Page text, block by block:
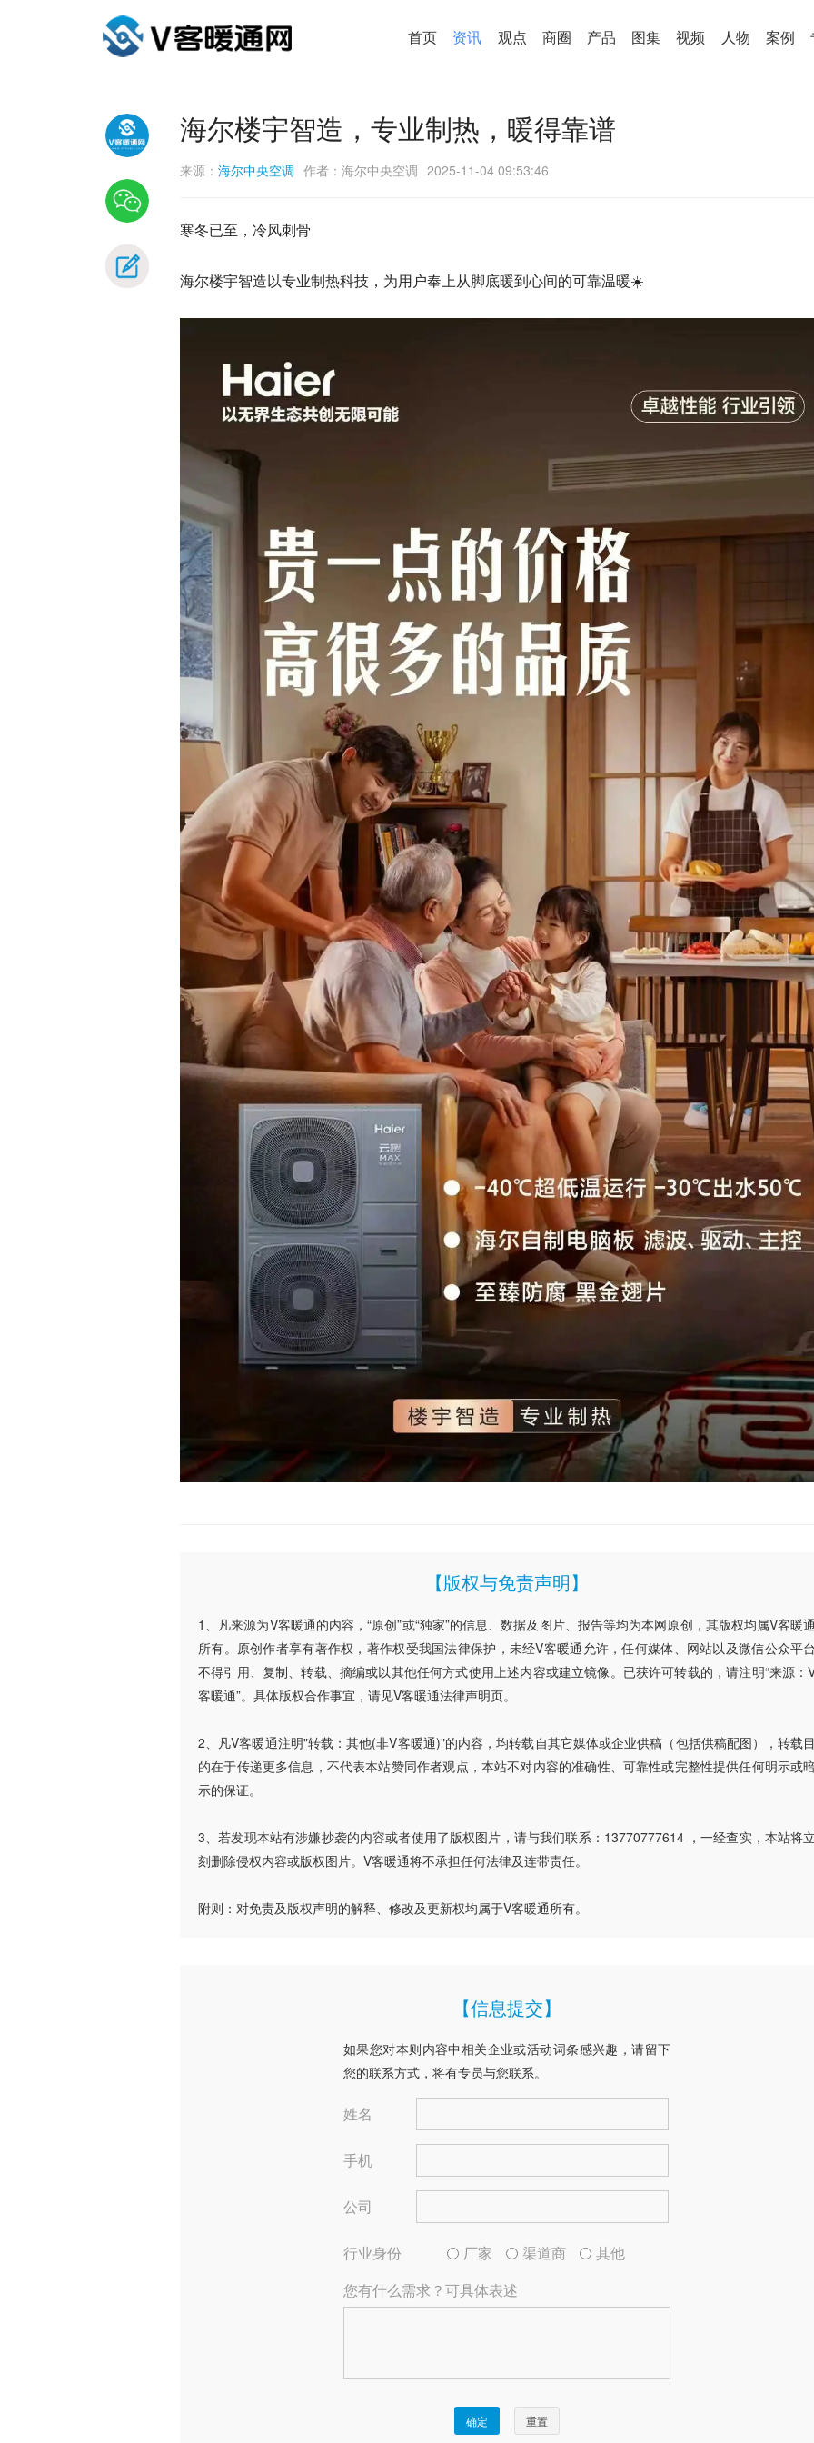
首页 资讯 观点 商圈 产品 图集 视频 人物 案例
海尔楼宇智造，专业制热，暖得靠谱
来源： 海尔中央空调 作者：海尔中央空调 2025-11-04 09:53:46
寒冬已至，冷风刺骨
海尔楼宇智造以专业制热科技，为用户奉上从脚底暖到心间的可靠温暖☀️
【版权与免责声明】
1、凡来源为V客暖通的内容，“原创”或“独家”的信息、数据及图片、报告等均为本网原创，其版权均属V客暖
所有。原创作者享有著作权，著作权受我国法律保护，未经V客暖通允许，任何媒体、网站以及微信公众平
不得引用、复制、转载、摘编或以其他任何方式使用上述内容或建立镜像。已获许可转载的，请注明“来源：
客暖通”。具体版权合作事宜，请见V客暖通法律声明页。
2、凡V客暖通注明"转载：其他(非V客暖通)"的内容，均转载自其它媒体或企业供稿（包括供稿配图），转载
的在于传递更多信息，不代表本站赞同作者观点，本站不对内容的准确性、可靠性或完整性提供任何明示或
示的保证。
3、若发现本站有涉嫌抄袭的内容或者使用了版权图片，请与我们联系：13770777614 ，一经查实，本站将
刻删除侵权内容或版权图片。V客暖通将不承担任何法律及连带责任。
附则：对免责及版权声明的解释、修改及更新权均属于V客暖通所有。